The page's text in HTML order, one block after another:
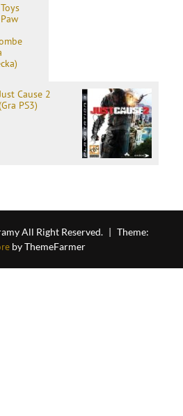
Cause 2
PS3)
All Right Reserved. | Theme:
by ThemeFarmer